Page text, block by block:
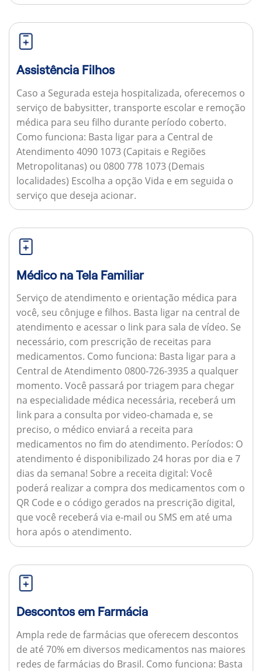
Assistência Filhos
Caso a Segurada esteja hospitalizada, oferecemos o
serviço de babysitter, transporte escolar e remoção
médica para seu filho durante período coberto.
Como funciona: Basta ligar para a Central de
Atendimento 4090 1073 (Capitais e Regiões
Metropolitanas) ou 0800 778 1073 (Demais
localidades) Escolha a opção Vida e em seguida o
serviço que deseja acionar.
Médico na Tela Familiar
Serviço de atendimento e orientação médica para
você, seu cônjuge e filhos. Basta ligar na central de
atendimento e acessar o link para sala de vídeo. Se
necessário, com prescrição de receitas para
medicamentos. Como funciona: Basta ligar para a
Central de Atendimento 0800-726-3935 a qualquer
momento. Você passará por triagem para chegar
na especialidade médica necessária, receberá um
link para a consulta por video-chamada e, se
preciso, o médico enviará a receita para
medicamentos no fim do atendimento. Períodos: O
atendimento é disponibilizado 24 horas por dia e 7
dias da semana! Sobre a receita digital: Você
poderá realizar a compra dos medicamentos com o
QR Code e o código gerados na prescrição digital,
que você receberá via e-mail ou SMS em até uma
hora após o atendimento.
Descontos em Farmácia
Ampla rede de farmácias que oferecem descontos
de até 70% em diversos medicamentos nas maiores
redes de farmácias do Brasil. Como funciona: Basta